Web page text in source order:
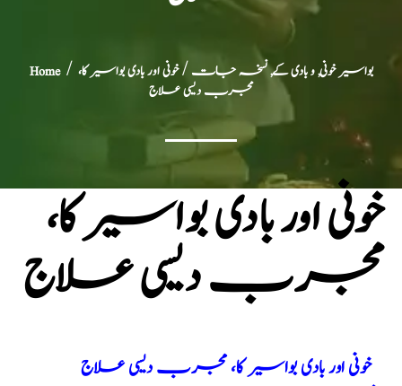
Home/ بواسیر خونی, و بادی کے, نسخہ جات / خونی اور بادی بواسیر کا،
مجرب دیسی علاج
خونی اور بادی بواسیر کا،
مجرب دیسی علاج
خونی اور بادی بواسیر کا، مجرب دیسی علاج